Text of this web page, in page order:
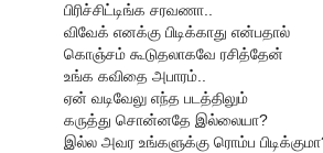
பிரிச்சிட்டிங்க சரவணா..
விவேக் எனக்கு பிடிக்காது என்பதால்
கொஞ்சம் கூடுதலாகவே ரசித்தேன்
உங்க கவிதை அபாரம்..
ஏன் வடிவேலு எந்த படத்திலும்
கருத்து சொன்னதே இல்லையா?
இல்ல அவர உங்களுக்கு ரொம்ப